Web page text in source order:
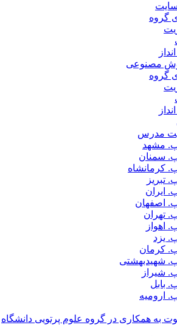
گروه
مصنوعی
گروه
مدرس
مشهد
سمنان
کرمانشاه
تبریز
ایران
اصفهان
تهران
یزد
کرمان
شهید‌بهشتی
شیراز
بابل
ارومیه
به همکاری در گروه علوم پرتویی دانشگاه